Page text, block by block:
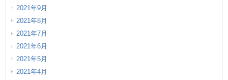
2021年9月
2021年8月
2021年7月
2021年6月
2021年5月
2021年4月